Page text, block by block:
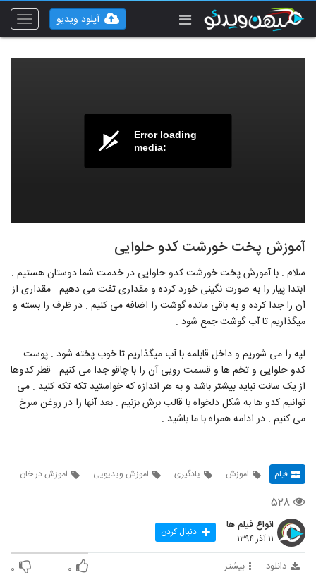
Toggle
آپلود ویدیو
Error loading
media:
آموزش پخت خورشت کدو حلوایی
سلام . با آموزش پخت خورشت کدو حلوایی در خدمت شما دوستان هستیم .
ابتدا پیاز را به صورت نگینی خورد کرده و مقداری تفت می دهیم . مقداری از
آن را جدا کرده و به باقی مانده گوشت را اضافه می کنیم . در ظرف را بسته و
میگذاریم تا آب گوشت جمع شود .
لپه را می شوریم و داخل قابلمه با آب میگذاریم تا خوب پخته شود . پوست
کدو حلوایی و تخم ها و قسمت رویی آن را با چاقو جدا می کنیم . قطر کدوها
از یک سانت نباید بیشتر باشد و به هر اندازه که خواستید تکه تکه کنید . می
توانیم کدو ها به شکل دلخواه با قالب برش بزنیم . بعد آنها را در روغن سرخ
می کنیم . در ادامه همراه با ما باشید .
فیلم اموزش یادگیری اموزش ویدیویی اموزش در خان
۵۲۸
انواع فیلم ها
۱۱ آذر ۱۳۹۴ دنبال کردن
دانلود بیشتر ۰ ۰